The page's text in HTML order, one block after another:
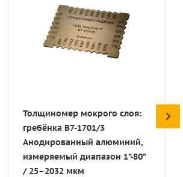
Штатив-стойка с
термокожухом из
анодированного алюминия
уровнем арт. ТМТ13
Товар в наличии.
Количество товара: 5 шт.
Срок отгрузки: 1-2 дня
Толщиномер мокрого слоя:
гребёнка В7-1701/3
Анодированный алюминий,
измеряемый диапазон 1”-80”
/ 25–2032 мкм